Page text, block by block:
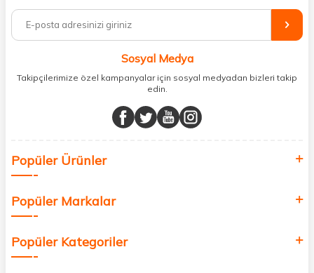
%100 orijinal kozmetik ve sağlık ürünleriyle güzelliğinizi tamamlayabilir,
vücudunuzu desteklemek için güvenilir takviye edici gıdalara
minerallere kadar binlerce ürünü uygun fiyat ve hızlı kargo avantajıyla
sunuyoruz.
buluşturuyor ve online alışveriş deneyiminizi en iyi hale getiriyoruz.
Sağlık, güzellik ve iyi yaşam için aradığınız her şey burada!
değer katmak için bize katılın!
Sosyal Medya
Takipçilerimize özel kampanyalar için sosyal medyadan bizleri takip
edin.
Popüler Ürünler
Popüler Markalar
Popüler Kategoriler